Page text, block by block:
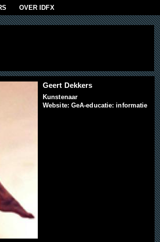
OVER IDFX
Geert Dekkers
Kunstenaar
Website: GeA-educatie: informatie